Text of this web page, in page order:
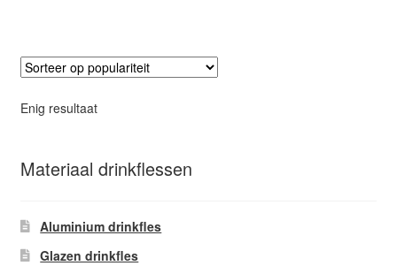
Enig resultaat
Materiaal drinkflessen
Aluminium drinkfles
Glazen drinkfles